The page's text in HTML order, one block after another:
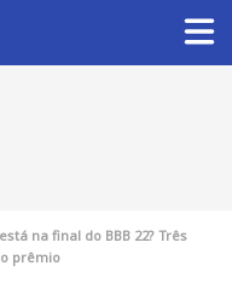
na final do BBB 22? Três
prêmio